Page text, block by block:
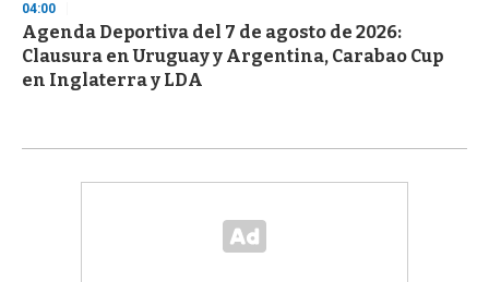
04:00
Agenda Deportiva del 7 de agosto de 2026:
Clausura en Uruguay y Argentina, Carabao Cup
en Inglaterra y LDA